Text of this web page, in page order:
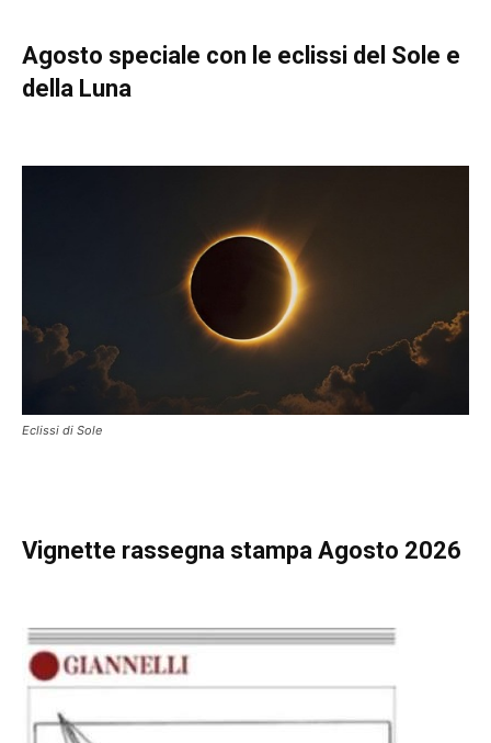
Agosto speciale con le eclissi del Sole e
della Luna
Eclissi di Sole
Vignette rassegna stampa Agosto 2026